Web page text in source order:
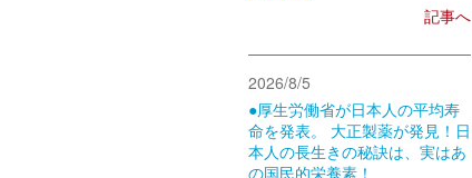
記事へ
2026/8/5
●厚生労働省が日本人の平均寿
命を発表。 大正製薬が発見！日
本人の長生きの秘訣は、実はあ
の国民的栄養素！